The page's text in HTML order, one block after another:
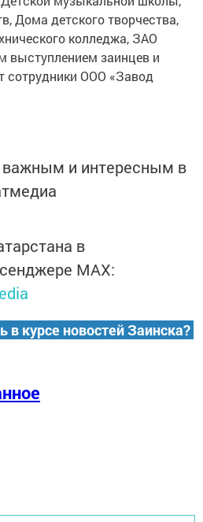
Дома детского творчества,
колледжа, ЗАО
выступлением заинцев и
сотрудники ООО «Завод
и интересным в
в
MАХ:
курсе новостей Заинска?